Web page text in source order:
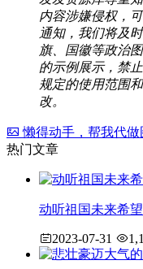
内容涉嫌侵权，
通知，我们将及
旗、国徽等政治
的示例展示，禁
规定的使用范围
改。
懒得动手，帮我代做
热门文章
动听祖国未来希
2023-07-31